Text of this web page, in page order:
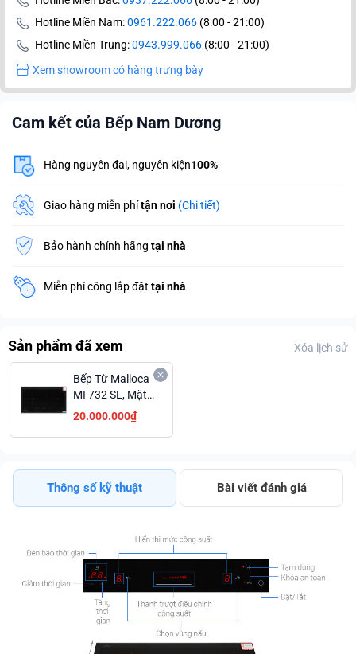
Hotline Miền Nam:0961.222.066 (8:00 - 21:00)
Hotline Miền Trung:0943.999.066 (8:00 - 21:00)
Xem showroom có hàng trưng bày
Cam kết của Bếp Nam Dương
Hàng nguyên đai, nguyên kiện100%
Giao hàng miễn phítận nơi (Chi tiết)
Bảo hành chính hãng tại nhà
Miễn phí công lắp đặt tại nhà
Sản phẩm đã xem Xóa lịch sử
Bếp Từ Malloca
MI 732 SL, Mặt
Kính Schott
Ceran, Tiết Kiệm
20.000.000₫
Thông số kỹ thuật Bài viết đánh giá